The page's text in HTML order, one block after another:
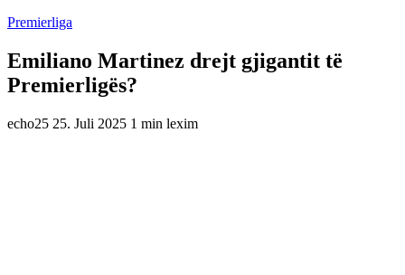
Premierliga
Emiliano Martinez drejt gjigantit të
Premierligës?
echo25 25. Juli 2025 1 min lexim